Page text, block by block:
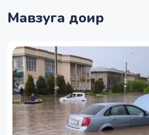
Мавзуга доир